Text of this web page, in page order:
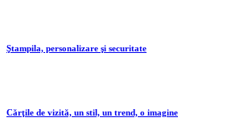
Ştampila, personalizare şi securitate
Cărţile de vizită, un stil, un trend, o imagine